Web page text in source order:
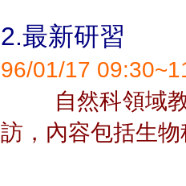
2.最新研習
96/01/17
自然科領域教
訪，內容包括生